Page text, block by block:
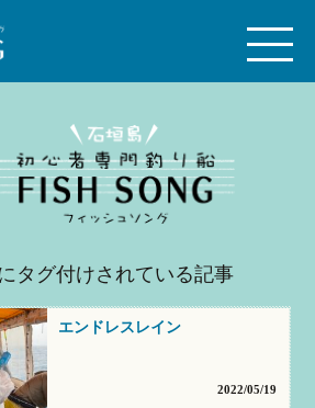
タグ付けされている記事
エンドレスレイン
2022/05/19